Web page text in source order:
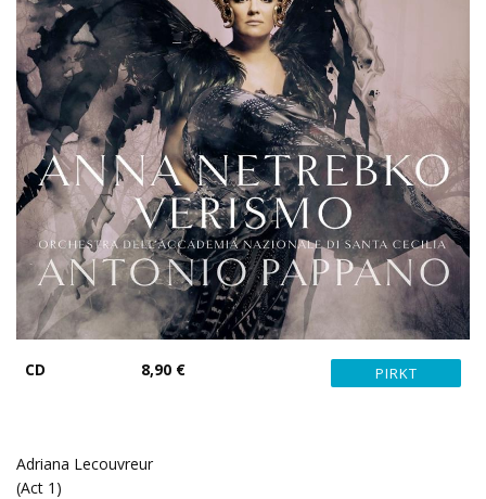
CD 8,90 €
Adriana Lecouvreur
(Act 1)